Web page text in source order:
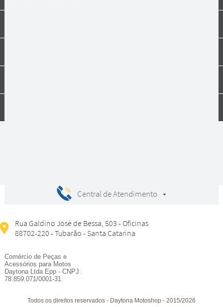
Central de Atendimento
Rua Galdino José de Bessa, 503 - Oficinas
88702-220 - Tubarão - Santa Catarina
Comércio de Peças e
Acessórios para Motos
Daytona Ltda Epp - CNPJ:
78.859.071/0001-31
Todos os direitos reservados -Daytona Motoshop -2015/2026